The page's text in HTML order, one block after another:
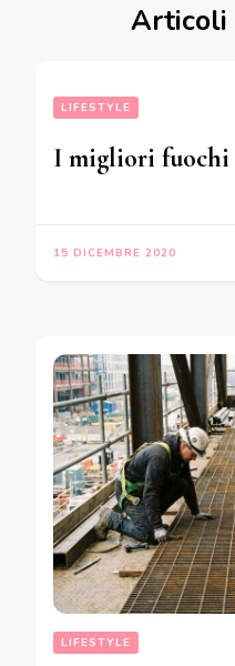
Articoli
LIFESTYLE
I migliori fuochi
15 DICEMBRE 2020
LIFESTYLE